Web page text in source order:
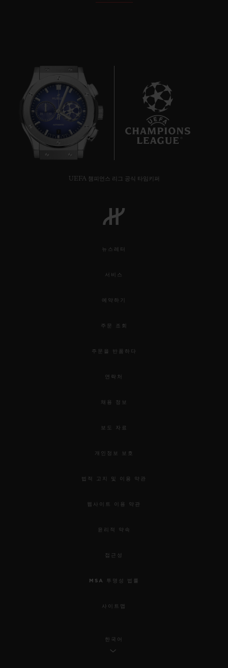
7
UEFA 챔피언스 리그 공식 타임키퍼
뉴스레터
서비스
예약하기
주문 조회
주문을 반품하다
연락처
채용 정보
보도 자료
개인정보 보호
법적 고지 및 이용 약관
웹사이트 이용 약관
윤리적 약속
접근성
MSA 투명성 법률
사이트맵
한국어